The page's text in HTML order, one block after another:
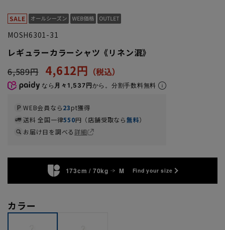
MOSH6301-31
レギュラーカラーシャツ《リネン混》
6,589円 4,612円
なら 月々1,537円から。分割手数料無料
WEB会員なら23pt獲得
送料 全国一律550円（店舗受取なら無料）
お届け日を調べる詳細
173cm / 70kg M Find your size
カラー